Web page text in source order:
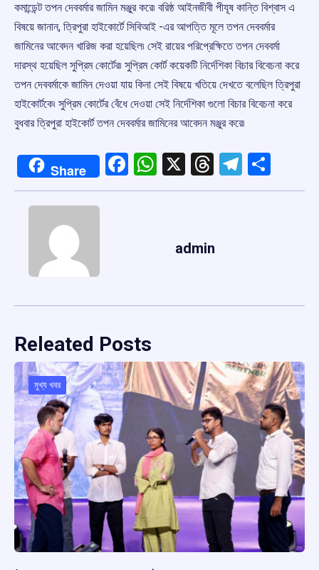
কমান্ডেন্ট তপন দেববর্মার জামিন মঞ্জুর করে৷ বরিষ্ঠ আইনজীবী পীযূষ কান্তি বিশ্বাস এ
বিষয়ে জানান, ত্রিপুরা হাইকোর্টে সিবিআই -এর আপত্তি মূলে তপন দেববর্মার
জামিনের আবেদন খারিজ করা হয়েছিল৷ সেই রায়ের পরিপ্রেক্ষিতে তপন দেববর্মা
দারস্থ হয়েছিল সুপ্রিম কোর্টের৷ সুপ্রিম কোর্ট কয়েকটি নির্দেশিকা বিচার বিবেচনা করে
তপন দেববর্মাকে জামিন দেওয়া যায় কিনা সেই বিষয়ে খতিয়ে দেখতে বলেছিল ত্রিপুরা
হাইকোর্টকে৷ সুপ্রিম কোর্টের বেঁধে দেওয়া সেই নির্দেশিকা গুলো বিচার বিবেচনা করে
বুধবার ত্রিপুরা হাইকোর্ট তপন দেববর্মার জামিনের আবেদন মঞ্জুর করে৷
Share Facebook
WhatsApp
X Threads
admin
Releated Posts
মুখ্য খবর